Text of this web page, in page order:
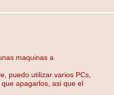
maquinas a
puedo utilizar varios PCs,
apagarlos, asi que el